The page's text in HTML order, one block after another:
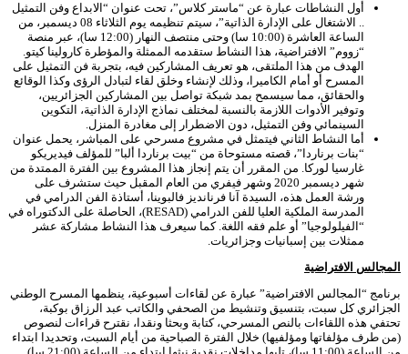
أول النشاطات عبارة عن “ماستر كلاس”، تحت عنوان “الابداع وفن التمثيل
.. الاشتغال على الإدارة الذاتية”، سيتم تنظيمه يوم الثلاثاء 08 ديسمبر، من
الساعة العاشرة (10:00 سا) وحتى منتصف النهار (12:00 سا)، عبر منصة
“زووم” الافتراضية، هذا النشاط ستقدمه الممثلة والمؤطرة كارولينا كيتو.
الهدف من هذا الملتقى، هو تعريف المشاركين فيه، بتجربة فن التمثيل على
المسرح أو أمام الكاميرا، وذلك لإنشاء وخلق لقاء لتبادل الرؤى وكذا الوقائع
والحقائق، مما سيسمح بمد شبكة تواصل بين المشاركين الجزائريين،
وتوفير الأدوات اللازمة بالنسبة لمختلف نماذج الإدارة الذاتية، التكوين
السينمائي وفن التمثيل، دون الاضطرار إلى مغادرة المنزل.
أما النشاط الثاني فيتمثل في مشروع مسرحي على المباشر، يحمل عنوان
“بنات برناردا”، قصته مستوحاة من “بيت برناردا ألبا” للمؤلف فيديريكو
غارسيا لوركا. من المقرر أن يتم إنجاز هذا المشروع بين الفترة الممتدة من
شهر ديسمبر 2020 وشهر فيفري من العام المقبل حيث ستشرف على
ورشة العمل هذه، السيدة آنا فرنانديز فالبوينا، أستاذة الفن الدرامي في
المدرسة الملكية العليا للفن الدرامي (RESAD)، الحاصلة على الدكتوراه في
“الفيلولوجيا” أو علم فقه اللغة. كما سيعرف هذا النشاط مشاركة عشر
ممثلات بين إسبانيات وجزائريات.
المجالس الافتراضية
برنامج “المجالس الافتراضية” عبارة عن لقاءات أسبوعية، ينظمها المسرح الوطني
الجزائري كل سبت، بتنسيق وتنشيط من الصحفي والكاتب عبد الرزاق بوكبة،
تحتفي هذه اللقاءات بالنص المسرحي، كتابة وبحثا ونقدا، نقترح قراءات لنصوص
(من طرف مؤلفاتها ومؤلفيها) خلال الفترة الصباحية من أيام السبت، وتحديدا ابتداء